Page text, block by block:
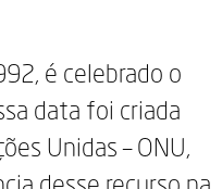
é celebrado o
data foi criada
Unidas – ONU,